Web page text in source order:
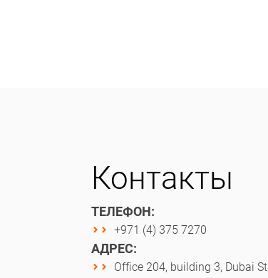
Контакты
ТЕЛЕФОН:
+971 (4) 375 7270
АДРЕС:
Office 204, building 3, Dubai